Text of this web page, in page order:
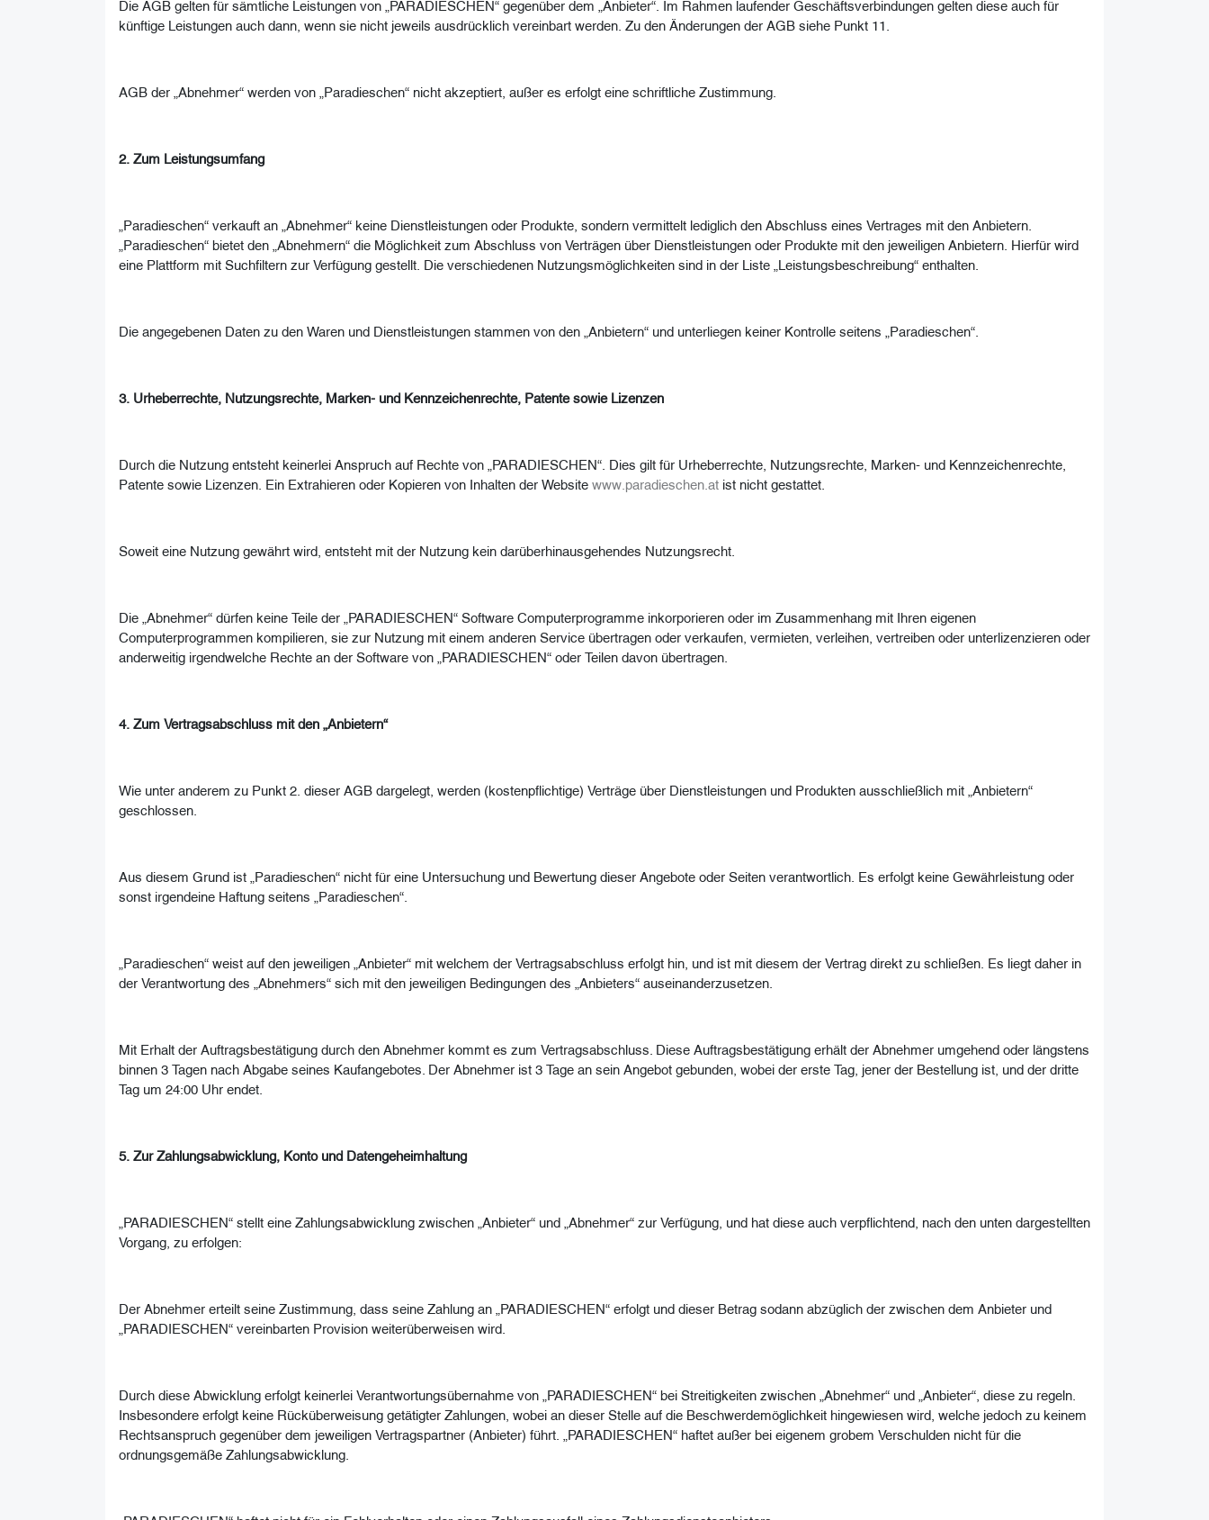
Die AGB gelten für sämtliche Leistungen von „PARADIESCHEN“ gegenüber dem „Anbieter“. Im Rahmen laufender Geschäftsverbindungen gelten diese auch für
künftige Leistungen auch dann, wenn sie nicht jeweils ausdrücklich vereinbart werden. Zu den Änderungen der AGB siehe Punkt 11.
AGB der „Abnehmer“ werden von „Paradieschen“ nicht akzeptiert, außer es erfolgt eine schriftliche Zustimmung.
2. Zum Leistungsumfang
„Paradieschen“ verkauft an „Abnehmer“ keine Dienstleistungen oder Produkte, sondern vermittelt lediglich den Abschluss eines Vertrages mit den Anbietern.
„Paradieschen“ bietet den „Abnehmern“ die Möglichkeit zum Abschluss von Verträgen über Dienstleistungen oder Produkte mit den jeweiligen Anbietern. Hierfür wird
eine Plattform mit Suchfiltern zur Verfügung gestellt. Die verschiedenen Nutzungsmöglichkeiten sind in der Liste „Leistungsbeschreibung“ enthalten.
Die angegebenen Daten zu den Waren und Dienstleistungen stammen von den „Anbietern“ und unterliegen keiner Kontrolle seitens „Paradieschen“.
3. Urheberrechte, Nutzungsrechte, Marken- und Kennzeichenrechte, Patente sowie Lizenzen
Durch die Nutzung entsteht keinerlei Anspruch auf Rechte von „PARADIESCHEN“. Dies gilt für Urheberrechte, Nutzungsrechte, Marken- und Kennzeichenrechte,
Patente sowie Lizenzen. Ein Extrahieren oder Kopieren von Inhalten der Website www.paradieschen.at ist nicht gestattet.
Soweit eine Nutzung gewährt wird, entsteht mit der Nutzung kein darüberhinausgehendes Nutzungsrecht.
Die „Abnehmer“ dürfen keine Teile der „PARADIESCHEN“ Software Computerprogramme inkorporieren oder im Zusammenhang mit Ihren eigenen
Computerprogrammen kompilieren, sie zur Nutzung mit einem anderen Service übertragen oder verkaufen, vermieten, verleihen, vertreiben oder unterlizenzieren oder
anderweitig irgendwelche Rechte an der Software von „PARADIESCHEN“ oder Teilen davon übertragen.
4. Zum Vertragsabschluss mit den „Anbietern“
Wie unter anderem zu Punkt 2. dieser AGB dargelegt, werden (kostenpflichtige) Verträge über Dienstleistungen und Produkten ausschließlich mit „Anbietern“
geschlossen.
Aus diesem Grund ist „Paradieschen“ nicht für eine Untersuchung und Bewertung dieser Angebote oder Seiten verantwortlich. Es erfolgt keine Gewährleistung oder
sonst irgendeine Haftung seitens „Paradieschen“.
„Paradieschen“ weist auf den jeweiligen „Anbieter“ mit welchem der Vertragsabschluss erfolgt hin, und ist mit diesem der Vertrag direkt zu schließen. Es liegt daher in
der Verantwortung des „Abnehmers“ sich mit den jeweiligen Bedingungen des „Anbieters“ auseinanderzusetzen.
Mit Erhalt der Auftragsbestätigung durch den Abnehmer kommt es zum Vertragsabschluss. Diese Auftragsbestätigung erhält der Abnehmer umgehend oder längstens
binnen 3 Tagen nach Abgabe seines Kaufangebotes. Der Abnehmer ist 3 Tage an sein Angebot gebunden, wobei der erste Tag, jener der Bestellung ist, und der dritte
Tag um 24:00 Uhr endet.
5. Zur Zahlungsabwicklung, Konto und Datengeheimhaltung
„PARADIESCHEN“ stellt eine Zahlungsabwicklung zwischen „Anbieter“ und „Abnehmer“ zur Verfügung, und hat diese auch verpflichtend, nach den unten dargestellten
Vorgang, zu erfolgen:
Der Abnehmer erteilt seine Zustimmung, dass seine Zahlung an „PARADIESCHEN“ erfolgt und dieser Betrag sodann abzüglich der zwischen dem Anbieter und
„PARADIESCHEN“ vereinbarten Provision weiterüberweisen wird.
Durch diese Abwicklung erfolgt keinerlei Verantwortungsübernahme von „PARADIESCHEN“ bei Streitigkeiten zwischen „Abnehmer“ und „Anbieter“, diese zu regeln.
Insbesondere erfolgt keine Rücküberweisung getätigter Zahlungen, wobei an dieser Stelle auf die Beschwerdemöglichkeit hingewiesen wird, welche jedoch zu keinem
Rechtsanspruch gegenüber dem jeweiligen Vertragspartner (Anbieter) führt. „PARADIESCHEN“ haftet außer bei eigenem grobem Verschulden nicht für die
ordnungsgemäße Zahlungsabwicklung.